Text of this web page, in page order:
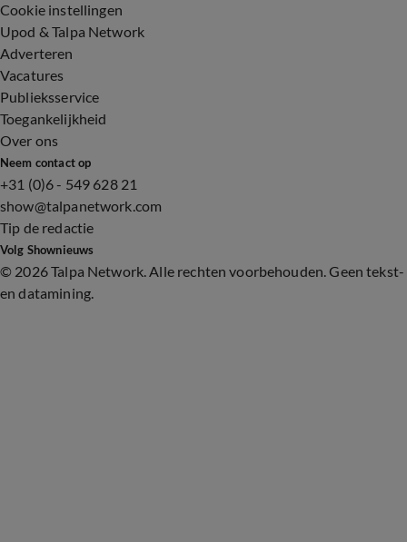
Cookie instellingen
Upod & Talpa Network
Adverteren
Vacatures
Publieksservice
Toegankelijkheid
Over ons
Neem contact op
+31 (0)6 - 549 628 21
show@talpanetwork.com
Tip de redactie
Volg Shownieuws
© 2026 Talpa Network. Alle rechten voorbehouden. Geen tekst-
en datamining.